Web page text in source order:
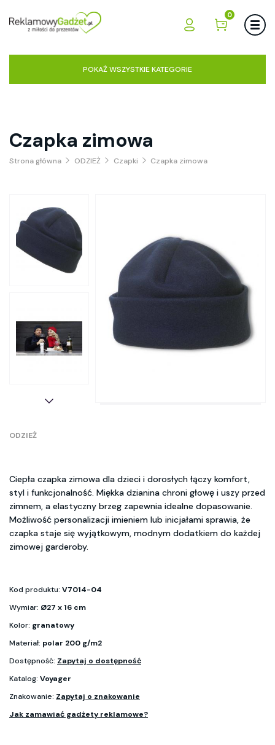
0
POKAŻ WSZYSTKIE KATEGORIE
Czapka zimowa
Strona główna ODZIEŻ Czapki Czapka zimowa
ODZIEŻ
Ciepła czapka zimowa dla dzieci i dorosłych łączy komfort,
styl i funkcjonalność. Miękka dzianina chroni głowę i uszy przed
zimnem, a elastyczny brzeg zapewnia idealne dopasowanie.
Możliwość personalizacji imieniem lub inicjałami sprawia, że
czapka staje się wyjątkowym, modnym dodatkiem do każdej
zimowej garderoby.
Kod produktu: V7014-04
Wymiar: Ø27 x 16 cm
Kolor: granatowy
Materiał: polar 200 g/m2
Dostępność: Zapytaj o dostępność
Katalog: Voyager
Znakowanie: Zapytaj o znakowanie
Jak zamawiać gadżety reklamowe?